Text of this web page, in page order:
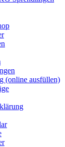
(online ausfüllen)